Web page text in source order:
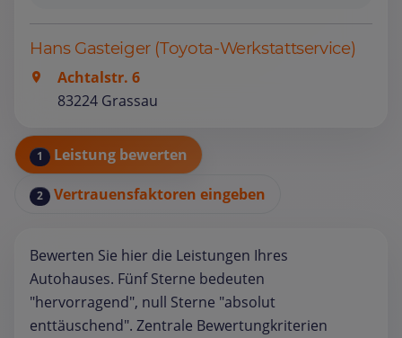
Hans Gasteiger (Toyota-Werkstattservice)
Achtalstr. 6
83224 Grassau
1 Leistung bewerten
2 Vertrauensfaktoren eingeben
Bewerten Sie hier die Leistungen Ihres
Autohauses. Fünf Sterne bedeuten
"hervorragend", null Sterne "absolut
enttäuschend". Zentrale Bewertungkriterien